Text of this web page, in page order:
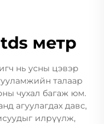
метр
нь усны цэвэр
талаар
чухал багаж юм.
агуулагдах давс,
илрүүлж,